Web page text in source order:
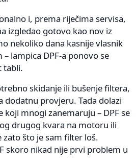
i, prema riječima servisa,
izgledao gotovo kao nov iz
nekoliko dana kasnije vlasnik
lampica DPF-a ponovo se
tabli.
skidanje ili bušenje filtera,
dodatnu provjeru. Tada dolazi
koji mnogi zanemaruju – DPF se
drugog kvara na motoru ili
što je sam filter loš.
skoro nikad nije prvi problem u